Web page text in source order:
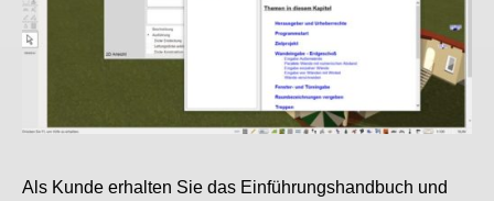
Als Kunde erhalten Sie das Einführungshandbuch und